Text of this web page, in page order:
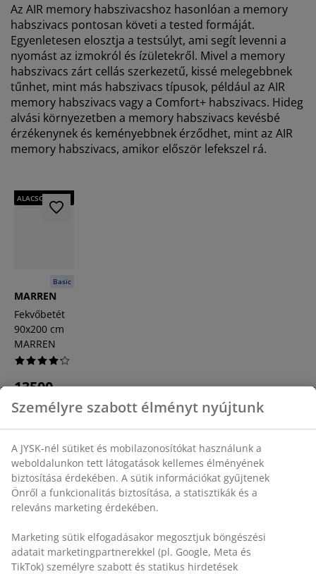
Az AIR memory habszivacshoz hasonlóan a memory
habszivacs pontosan követi a tested formáját.
Egyenletesen elosztja a testsúlyt, ami segít levenni a
nyomást az izmokról és ízületekről. Mivel a memory
habszivacs zárt cellás szerkezetű, kissé melegebbnek
tűnhet, mint más habszivacs típusok, például az AIR
memory habszivacs vagy a Comfort+ habszivacs. Hideg
alvási környezetben a memory habszivacs kevésbé
érzékenynek és keményebbnek érződhet, mint az AIR
memory habszivacs, amikor először lefekszel rá.
ALACSONY ÁR
Basic
MARREN
Fekvőbetét
90x200 cm
MARREN
13500
Ft /db
+ További
Comfort+ habszivacs
puha, kényelmes és alátámasztó réteget biztosít. A
rugalmas habszivacs nyitott cellás szerkezettel
rendelkezik, amely fokozza a légáramlást a matrac
Személyre szabott élményt nyújtunk
A JYSK-nél sütiket és mobilazonosítókat használunk a
weboldalunkon tett látogatások kellemes élményének
biztosítása érdekében. A sütik információkat gyűjtenek
Önről a funkcionalitás biztosítása, a statisztikák és a
releváns marketing érdekében.
Marketing sütik elfogadásakor megosztjuk böngészési
adatait marketingpartnerekkel (pl. Google, Meta és
TikTok) személyre szabott és statikus hirdetések